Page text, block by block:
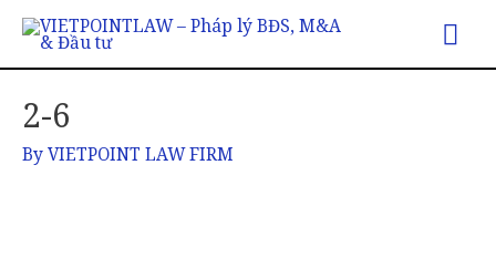
2-6
ByVIETPOINT LAW FIRM